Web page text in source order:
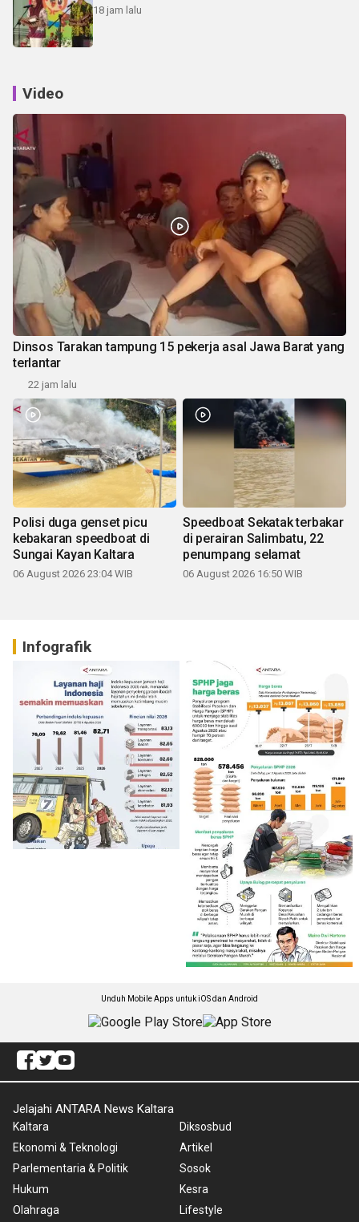
18 jam lalu
Video
Dinsos Tarakan tampung 15 pekerja asal Jawa Barat yang
terlantar
22 jam lalu
Polisi duga genset picu
kebakaran speedboat di
Sungai Kayan Kaltara
06 August 2026 23:04 WIB
Speedboat Sekatak terbakar
di perairan Salimbatu, 22
penumpang selamat
06 August 2026 16:50 WIB
Infografik
Unduh Mobile Apps untuk iOS dan Android
Jelajahi ANTARA News Kaltara
Kaltara
Ekonomi & Teknologi
Parlementaria & Politik
Hukum
Olahraga
Diksosbud
Artikel
Sosok
Kesra
Lifestyle